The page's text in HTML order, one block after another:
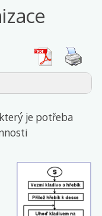
alg
je potřeba